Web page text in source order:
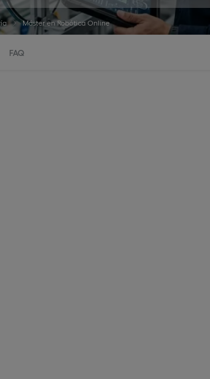
Máster en Robótica Online
FAQ